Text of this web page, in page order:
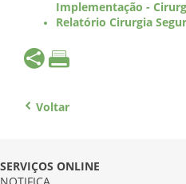
Implementação -
Relatório Cirurgia
Voltar
SERVIÇOS ONLINE